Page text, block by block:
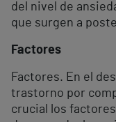
del nivel de
que surgen a
Factores
Factores. En el
trastorno por
crucial los